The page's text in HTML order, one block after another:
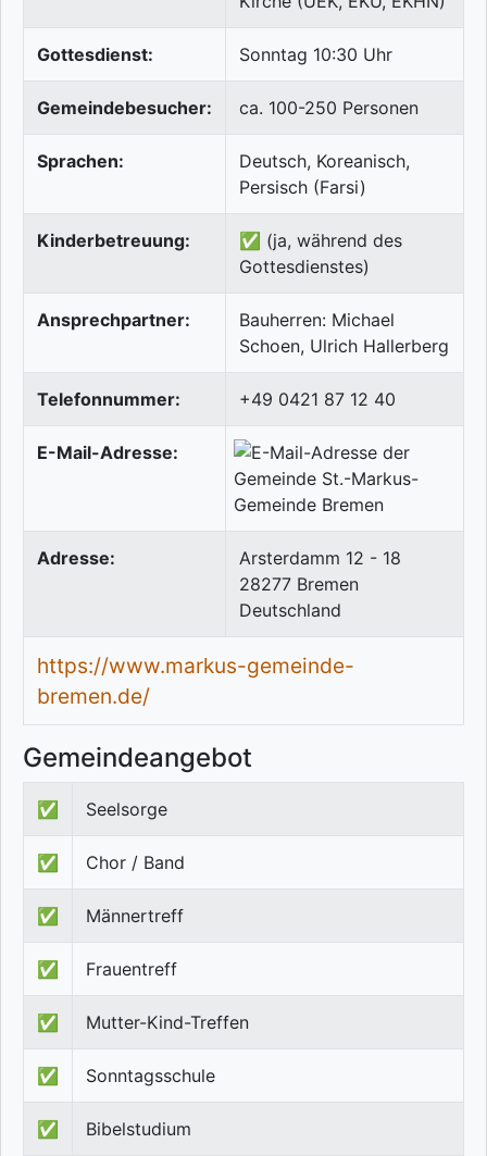
Gottesdienst: Sonntag 10:30 Uhr
Gemeindebesucher: ca. 100-250 Personen
Sprachen:
Deutsch, Koreanisch,
Persisch (Farsi)
Kinderbetreuung:
✅ (ja, während des
Gottesdienstes)
Ansprechpartner:
Bauherren: Michael
Schoen, Ulrich Hallerberg
Telefonnummer: +49 0421 87 12 40
E-Mail-Adresse:
Adresse:
Arsterdamm 12 - 18
28277 Bremen
Deutschland
https://www.markus-gemeinde-
bremen.de/
Gemeindeangebot
✅ Seelsorge
✅ Chor / Band
✅ Männertreff
✅ Frauentreff
✅ Mutter-Kind-Treffen
✅ Sonntagsschule
✅ Bibelstudium